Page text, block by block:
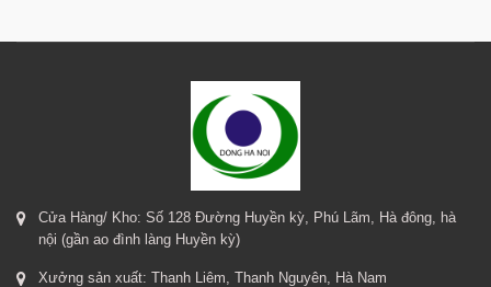
Cửa Hàng/ Kho: Số 128 Đường Huyền kỳ, Phú Lãm, Hà đông, hà
nội (gần ao đình làng Huyền kỳ)
Xưởng sản xuất: Thanh Liêm, Thanh Nguyên, Hà Nam